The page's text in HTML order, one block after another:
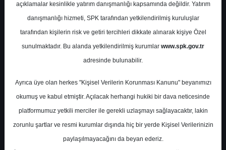
PETKM- PETKİM PETROKİMYA
HOLDİNG A.Ş.
Hedef Fiyat 28.00 ₺
Getiri
%44.85
0
Get.
1
Pazartesi, 27 Ocak 2025
açıklamalar kesinlikle yatırım danışmanlığı kapsamında değildir. Yatırım
danışmanlığı hizmeti, SPK tarafından yetkilendirilmiş kuruluşlar
tarafından kişilerin risk ve getiri tercihleri dikkate alınarak kişiye Özel
sunulmaktadır. Bu alanda yetkilendirilmiş kurumlar www.spk.gov.tr
adresinde bulunabilir.
Ayrıca üye olan herkes "Kişisel Verilerin Korunması Kanunu" beyanımızı
okumuş ve kabul etmiştir. Açılacak herhangi hukiki bir dava neticesinde
platformumuz yetkili merciler ile gerekli uzlaşmayı sağlayacaktır, lakin
zorunlu şartlar ve resmi kurumlar dışında hiç bir yerde Kişisel Verilerinizin
paylaşılmayacağını da beyan ederiz.